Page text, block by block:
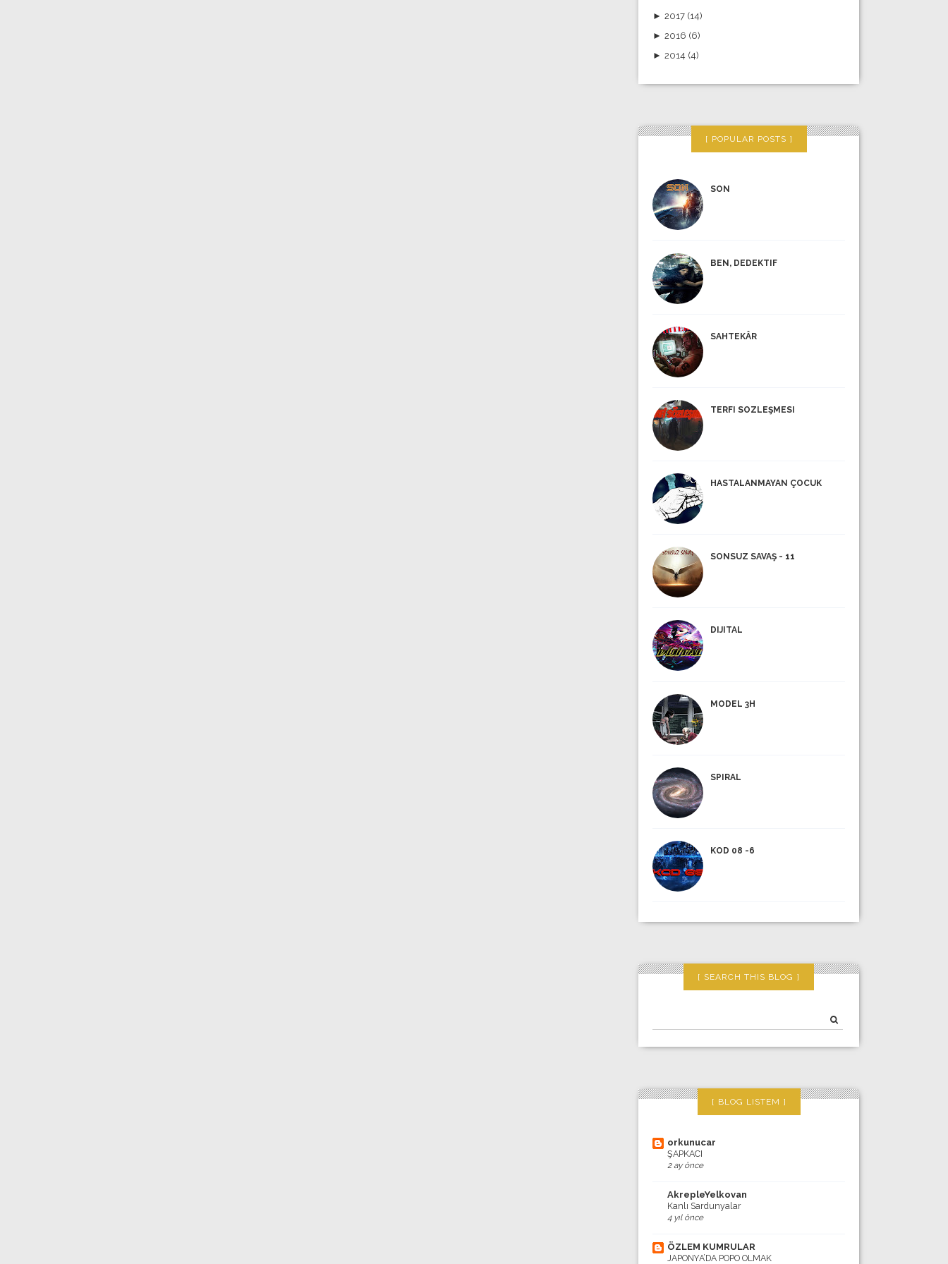
►2017 (14)
►2016 (6)
►2014 (4)
POPULAR POSTS
SON
BEN, DEDEKTIF
SAHTEKÂR
TERFI SOZLEŞMESI
HASTALANMAYAN ÇOCUK
SONSUZ SAVAŞ - 11
DIJITAL
MODEL 3H
SPIRAL
KOD 08 -6
SEARCH THIS BLOG
BLOG LISTEM
orkunucar
ŞAPKACI
2 ay önce
AkrepleYelkovan
Kanlı Sardunyalar
4 yıl önce
ÖZLEM KUMRULAR
JAPONYA’DA POPO OLMAK